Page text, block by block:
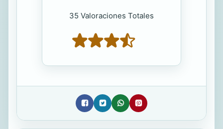
35 Valoraciones Totales